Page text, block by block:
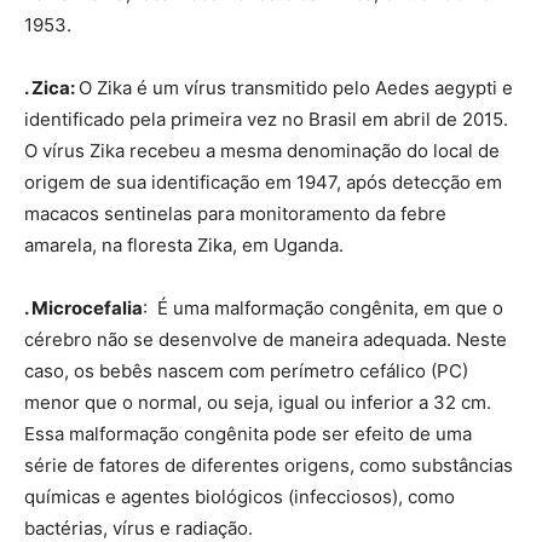
1953.
. Zica: O Zika é um vírus transmitido pelo Aedes aegypti e
identificado pela primeira vez no Brasil em abril de 2015.
O vírus Zika recebeu a mesma denominação do local de
origem de sua identificação em 1947, após detecção em
macacos sentinelas para monitoramento da febre
amarela, na floresta Zika, em Uganda.
. Microcefalia: É uma malformação congênita, em que o
cérebro não se desenvolve de maneira adequada. Neste
caso, os bebês nascem com perímetro cefálico (PC)
menor que o normal, ou seja, igual ou inferior a 32 cm.
Essa malformação congênita pode ser efeito de uma
série de fatores de diferentes origens, como substâncias
químicas e agentes biológicos (infecciosos), como
bactérias, vírus e radiação.